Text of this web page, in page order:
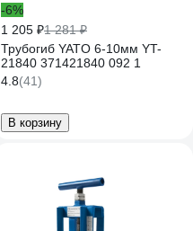
-6%
1 205 ₽1 281 ₽
Трубогиб YATO 6-10мм YT-
21840 371421840 092 1
4.8(41)
В корзину